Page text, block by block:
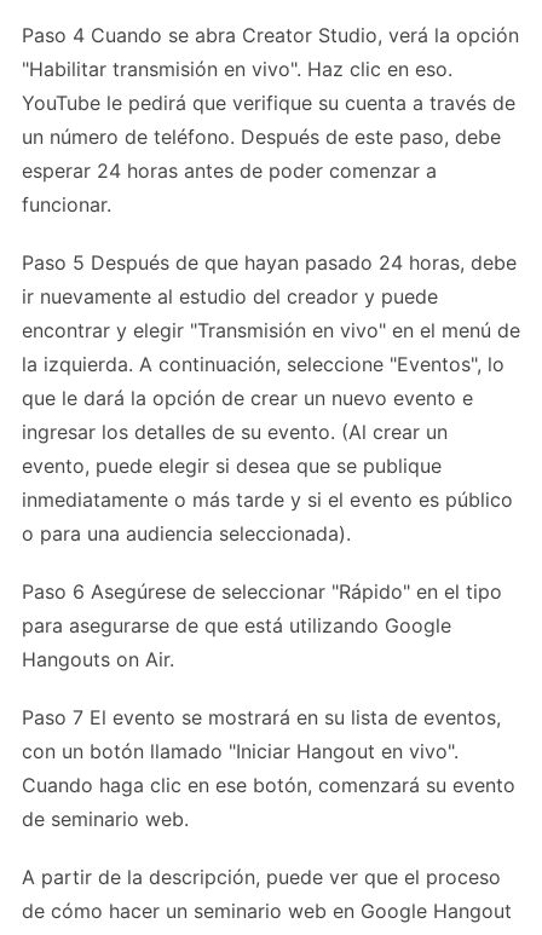
Paso 4 Cuando se abra Creator Studio, verá la opción
"Habilitar transmisión en vivo". Haz clic en eso.
YouTube le pedirá que verifique su cuenta a través de
un número de teléfono. Después de este paso, debe
esperar 24 horas antes de poder comenzar a
funcionar.
Paso 5 Después de que hayan pasado 24 horas, debe
ir nuevamente al estudio del creador y puede
encontrar y elegir "Transmisión en vivo" en el menú de
la izquierda. A continuación, seleccione "Eventos", lo
que le dará la opción de crear un nuevo evento e
ingresar los detalles de su evento. (Al crear un
evento, puede elegir si desea que se publique
inmediatamente o más tarde y si el evento es público
o para una audiencia seleccionada).
Paso 6 Asegúrese de seleccionar "Rápido" en el tipo
para asegurarse de que está utilizando Google
Hangouts on Air.
Paso 7 El evento se mostrará en su lista de eventos,
con un botón llamado "Iniciar Hangout en vivo".
Cuando haga clic en ese botón, comenzará su evento
de seminario web.
A partir de la descripción, puede ver que el proceso
de cómo hacer un seminario web en Google Hangout